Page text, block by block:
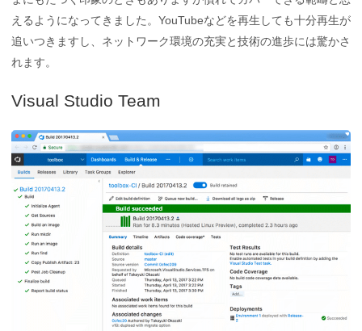
えるようになってきました。YouTubeなどを再生しても十分再生が
追いつきますし、ネットワーク環境の充実と技術の進歩には驚かさ
れます。
Visual Studio Team